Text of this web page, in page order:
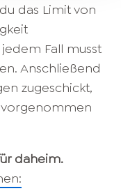
das Limit von
Fall musst
Anschließend
zugeschickt,
daheim.